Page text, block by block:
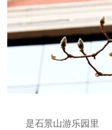
是石景山游乐园里